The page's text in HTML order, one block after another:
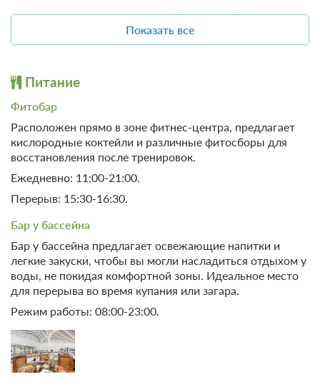
Кухня
мероприятий
Банкетный зал
Конференц-зал
Детям
Детская площадка
Детский клуб
Анимационный персонал
Няня / Услуги по уходу за
детьми
Детский бассейн
Детское меню
Игровая комната
Настольные игры
Пазлы
SPA / Лечебные процедуры
Сауна
Сервисы
Трансфер (за
дополнительную плату)
Парикмахерская / Салон
Показать все
Питание
Фитобар
Расположен прямо в зоне фитнес-центра, предлагает
кислородные коктейли и различные фитосборы для
восстановления после тренировок.
Ежедневно: 11:00-21:00.
Перерыв: 15:30-16:30.
Бар у бассейна
Бар у бассейна предлагает освежающие напитки и
легкие закуски, чтобы вы могли насладиться отдыхом у
воды, не покидая комфортной зоны. Идеальное место
для перерыва во время купания или загара.
Режим работы: 08:00-23:00.